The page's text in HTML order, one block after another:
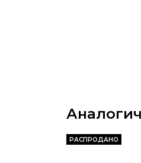
РАСПРОДАНО